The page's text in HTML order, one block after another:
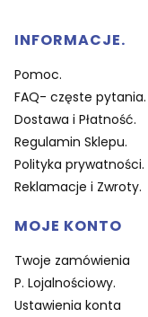
Linki w stopce
INFORMACJE.
Pomoc.
FAQ- częste pytania.
Dostawa i Płatność.
Regulamin Sklepu.
Polityka prywatności.
Reklamacje i Zwroty.
MOJE KONTO
Twoje zamówienia
P. Lojalnościowy.
Ustawienia konta